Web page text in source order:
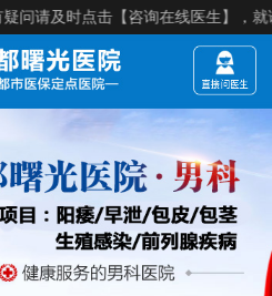
及时点击【咨询在线医生】，就诊